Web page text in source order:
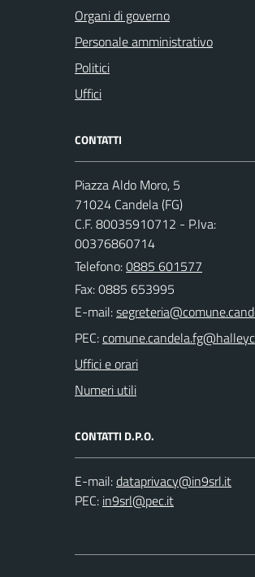
Organi di governo
Personale amministrativo
Politici
Uffici
CONTATTI
Piazza Aldo Moro, 5
71024 Candela (FG)
C.F. 80035910712 - P.Iva:
00376860714
Telefono:0885 601577
Fax: 0885 653995
E-mail:
PEC:
Uffici e orari
Numeri utili
CONTATTI D.P.O.
E-mail:
PEC: